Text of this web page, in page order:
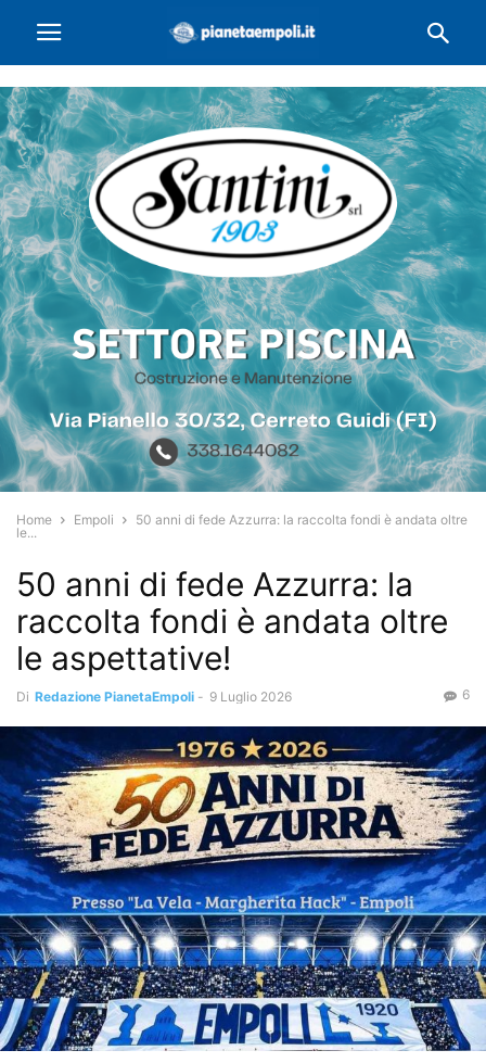
Home Empoli
50 anni di fede Azzurra: la raccolta fondi è andata oltre
le...
50 anni di fede Azzurra: la
raccolta fondi è andata oltre
le aspettative!
Di Redazione PianetaEmpoli - 9 Luglio 2026 6